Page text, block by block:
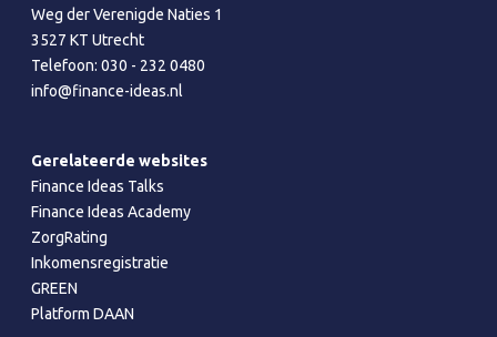
Weg der Verenigde Naties 1
3527 KT Utrecht
Telefoon:030 - 232 0480
info@finance-ideas.nl
Gerelateerde websites
Finance Ideas Talks
Finance Ideas Academy
ZorgRating
Inkomensregistratie
GREEN
Platform DAAN